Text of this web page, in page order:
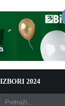
IZBORI 2024